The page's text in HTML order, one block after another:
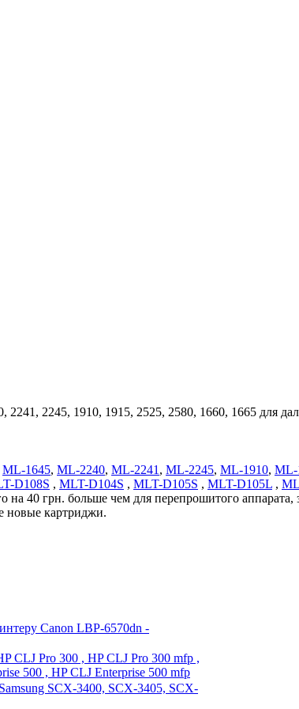
2245, 1910, 1915, 2525, 2580, 1660, 1665 для
ML-1645, ML-2240, ML-2241 , ML-2245, ML-1910, ML-
D108S , MLT-D104S , MLT-D105S , MLT-D105L ,
на 40 грн. больше чем для перепрошитого аппарата,
новые картриджи.
Canon LBP-6570dn -
CLJ Pro 300 , HP CLJ Pro 300 mfp ,
500 , HP CLJ Enterprise 500 mfp
SCX-3400, SCX-3405, SCX-